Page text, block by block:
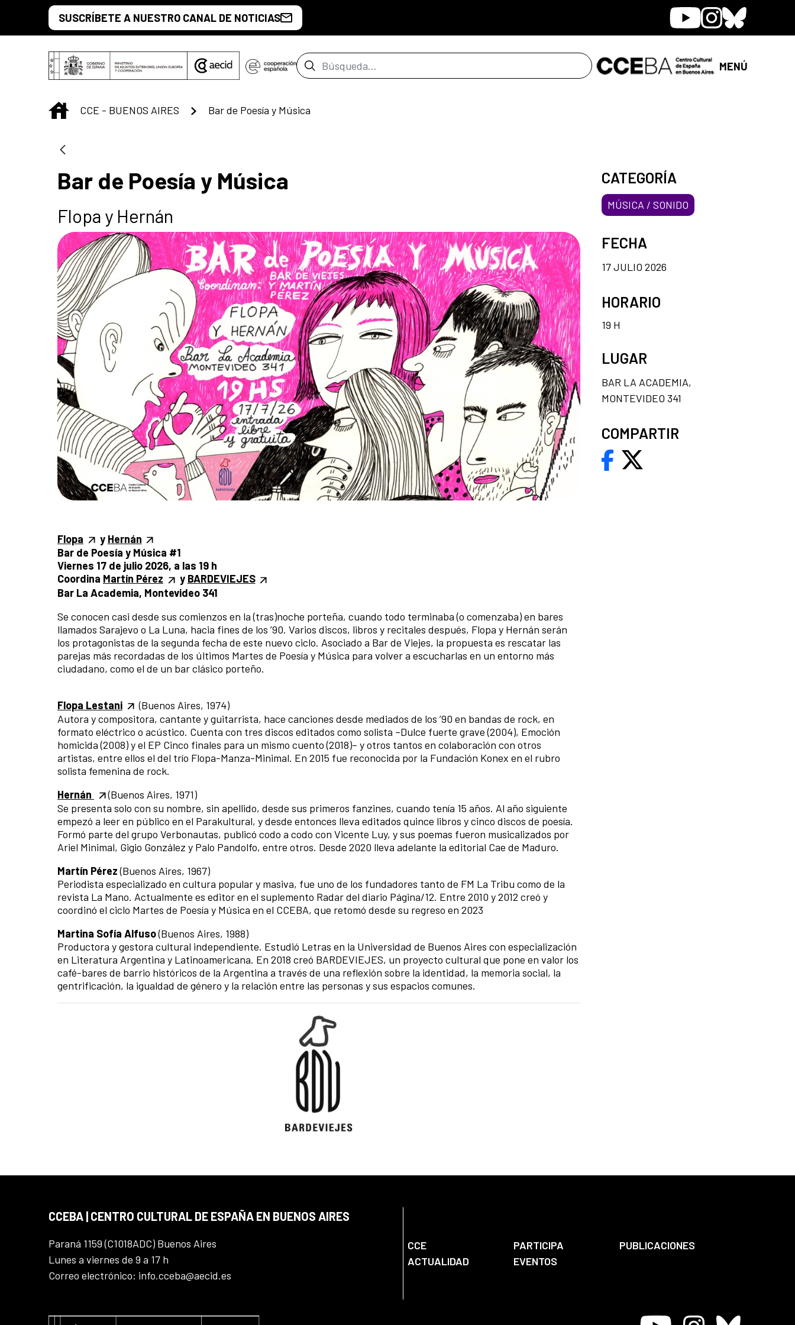
Saltar al contenido principal
SUSCRÍBETE A NUESTRO CANAL DE NOTICIAS YoutubeInstagram
Bluesky
Barra de búsqueda MENÚ
INICIO
CCE - BUENOS AIRES Bar de Poesía y Música
Bar de Poesía y Música
Flopa y Hernán
Flopa y Hernán
Bar de Poesía y Música #1
Viernes 17 de julio 2026, a las 19 h
Coordina Martín Pérez y BARDEVIEJES
Bar La Academia, Montevideo 341
Se conocen casi desde sus comienzos en la (tras)noche porteña, cuando todo terminaba (o comenzaba) en bares
llamados Sarajevo o La Luna, hacia fines de los ’90. Varios discos, libros y recitales después, Flopa y Hernán serán
los protagonistas de la segunda fecha de este nuevo ciclo. Asociado a Bar de Viejes, la propuesta es rescatar las
parejas más recordadas de los últimos Martes de Poesía y Música para volver a escucharlas en un entorno más
ciudadano, como el de un bar clásico porteño.
Flopa Lestani
(Buenos Aires, 1974)
Autora y compositora, cantante y guitarrista, hace canciones desde mediados de los ’90 en bandas de rock, en
formato eléctrico o acústico. Cuenta con tres discos editados como solista –Dulce fuerte grave (2004), Emoción
homicida (2008) y el EP Cinco finales para un mismo cuento (2018)– y otros tantos en colaboración con otros
artistas, entre ellos el del trío Flopa-Manza-Minimal. En 2015 fue reconocida por la Fundación Konex en el rubro
solista femenina de rock.
Hernán
(Buenos Aires, 1971)
Se presenta solo con su nombre, sin apellido, desde sus primeros fanzines, cuando tenía 15 años. Al año siguiente
empezó a leer en público en el Parakultural, y desde entonces lleva editados quince libros y cinco discos de poesía.
Formó parte del grupo Verbonautas, publicó codo a codo con Vicente Luy, y sus poemas fueron musicalizados por
Ariel Minimal, Gigio González y Palo Pandolfo, entre otros. Desde 2020 lleva adelante la editorial Cae de Maduro.
Martín Pérez(Buenos Aires, 1967)
Periodista especializado en cultura popular y masiva, fue uno de los fundadores tanto de FM La Tribu como de la
revista La Mano. Actualmente es editor en el suplemento Radar del diario Página/12. Entre 2010 y 2012 creó y
coordinó el ciclo Martes de Poesía y Música en el CCEBA, que retomó desde su regreso en 2023
Martina Sofía Alfuso(Buenos Aires, 1988)
Productora y gestora cultural independiente. Estudió Letras en la Universidad de Buenos Aires con especialización
en Literatura Argentina y Latinoamericana. En 2018 creó BARDEVIEJES, un proyecto cultural que pone en valor los
café-bares de barrio históricos de la Argentina a través de una reflexión sobre la identidad, la memoria social, la
gentrificación, la igualdad de género y la relación entre las personas y sus espacios comunes.
CATEGORÍA
MÚSICA / SONIDO
FECHA
17 JULIO 2026
HORARIO
19 H
LUGAR
BAR LA ACADEMIA,
MONTEVIDEO 341
COMPARTIR
CCEBA | CENTRO CULTURAL DE ESPAÑA EN BUENOS AIRES
Paraná 1159 (C1018ADC) Buenos Aires
Lunes a viernes de 9 a 17 h
Correo electrónico: info.cceba@aecid.es
CCE PARTICIPA
PUBLICACIONES
ACTUALIDAD
EVENTOS
Youtube InstagramBluesky